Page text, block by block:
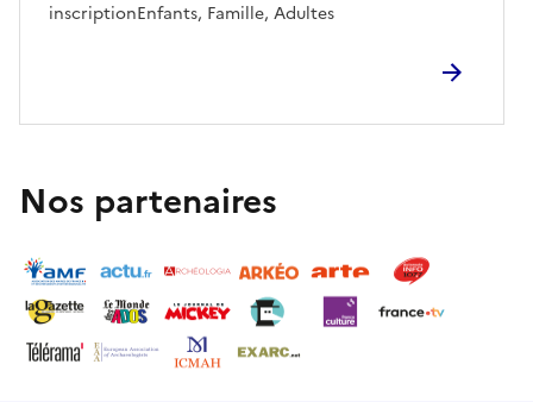
inscriptionEnfants, Famille, Adultes
Nos partenaires